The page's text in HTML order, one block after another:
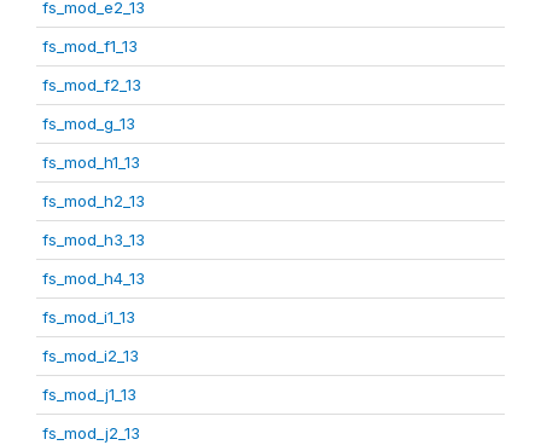
fs_mod_e2_13
fs_mod_f1_13
fs_mod_f2_13
fs_mod_g_13
fs_mod_h1_13
fs_mod_h2_13
fs_mod_h3_13
fs_mod_h4_13
fs_mod_i1_13
fs_mod_i2_13
fs_mod_j1_13
fs_mod_j2_13